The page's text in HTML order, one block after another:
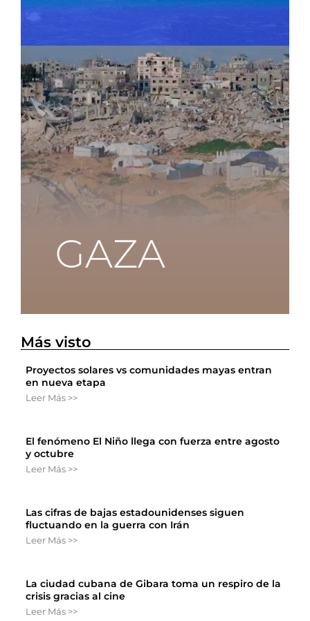
Más visto
Proyectos solares vs comunidades mayas entran
en nueva etapa
Leer Más >>
El fenómeno El Niño llega con fuerza entre agosto
y octubre
Leer Más >>
Las cifras de bajas estadounidenses siguen
fluctuando en la guerra con Irán
Leer Más >>
La ciudad cubana de Gibara toma un respiro de la
crisis gracias al cine
Leer Más >>